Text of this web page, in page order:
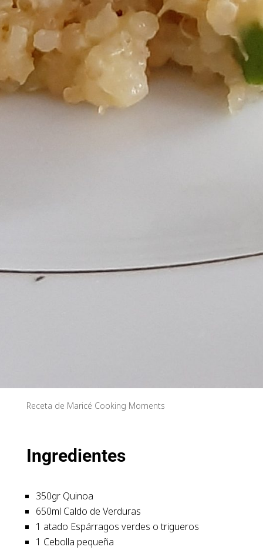
Receta de Maricé Cooking Moments
Ingredientes
350gr Quinoa
650ml Caldo de Verduras
1 atado Espárragos verdes o trigueros
1 Cebolla pequeña